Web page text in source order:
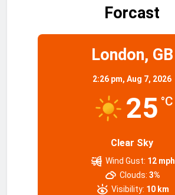
Forcast
London, GB
2:26 pm, Aug 7, 2026
25 °C
Clear Sky
Wind Gust: 12 mph
Clouds: 3%
Visibility: 10 km